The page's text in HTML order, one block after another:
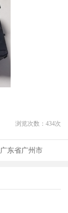
浏览次数： 434次
广东省广州市